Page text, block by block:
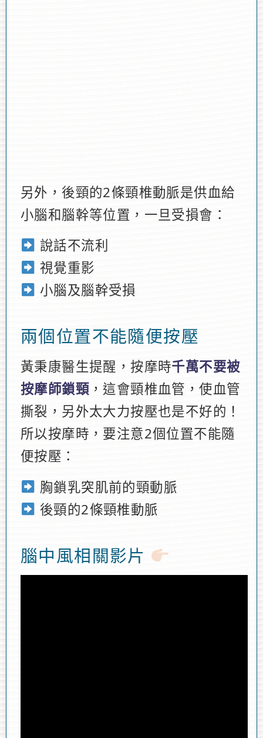
另外，後頸的2條頸椎動脈是供血給
小腦和腦幹等位置，一旦受損會：
說話不流利
視覺重影
小腦及腦幹受損
兩個位置不能隨便按壓
黃秉康醫生提醒，按摩時千萬不要被
按摩師鎖頸 ，這會頸椎血管，使血管
撕裂，另外太大力按壓也是不好的！
所以按摩時，要注意2個位置不能隨
便按壓：
胸鎖乳突肌前的頸動脈
後頸的2條頸椎動脈
腦中風相關影片